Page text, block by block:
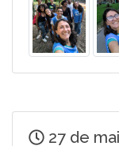
27 de